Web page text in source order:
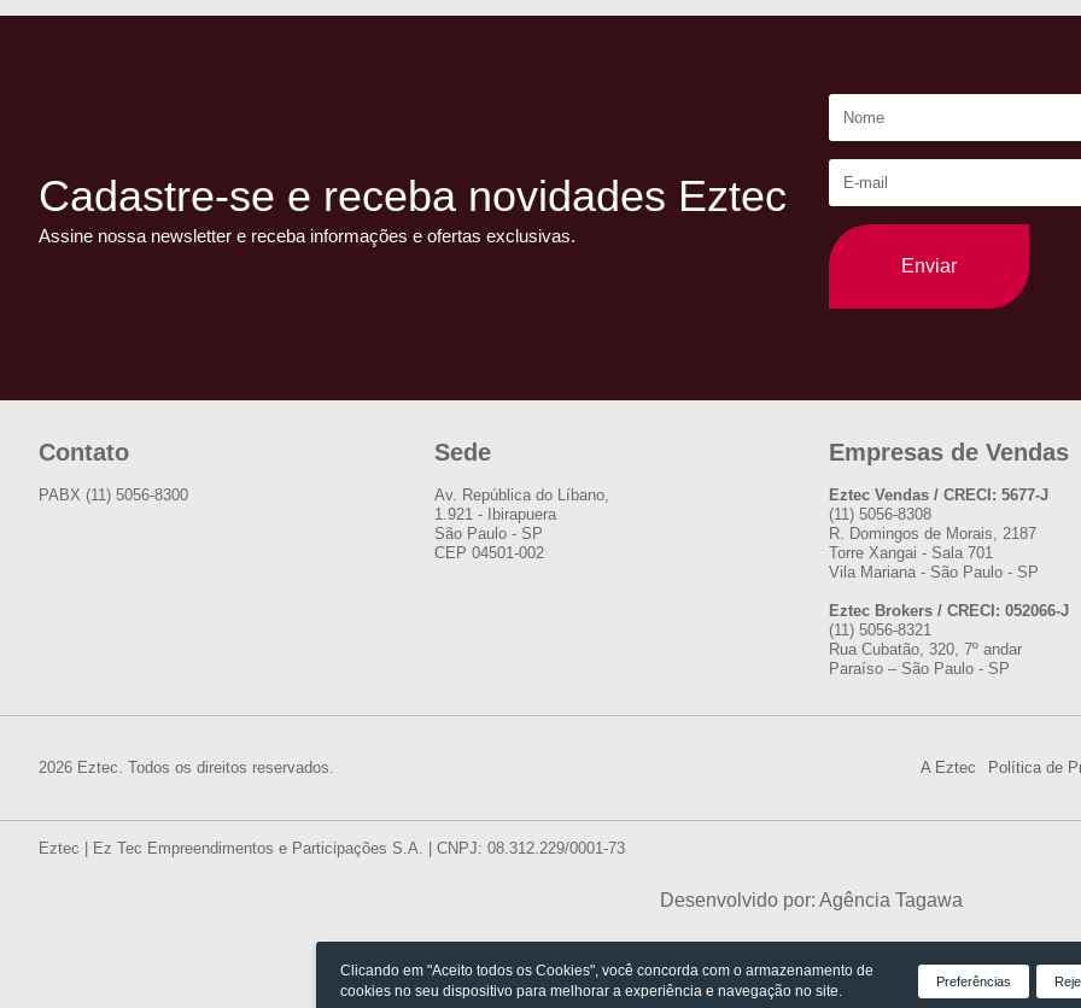
Cadastre-se e receba novidades Eztec
Assine nossa newsletter e receba informações e ofertas exclusivas.
Enviar
Contato
PABX (11) 5056-8300
Sede
Av. República do Líbano,
1.921 - Ibirapuera
São Paulo - SP
CEP 04501-002
Empresas de Vendas
Eztec Vendas / CRECI: 5677-J
(11) 5056-8308
R. Domingos de Morais, 2187
Torre Xangai - Sala 701
Vila Mariana - São Paulo - SP
Eztec Brokers / CRECI: 052066-J
(11) 5056-8321
Rua Cubatão, 320, 7º andar
Paraíso – São Paulo - SP
2026 Eztec. Todos os direitos reservados. A Eztec Política de
Eztec | Ez Tec Empreendimentos e Participações S.A. | CNPJ: 08.312.229/0001-73
Desenvolvido por: Agência Tagawa
Clicando em "Aceito todos os Cookies", você concorda com o armazenamento de
cookies no seu dispositivo para melhorar a experiência e navegação no site.
Preferências